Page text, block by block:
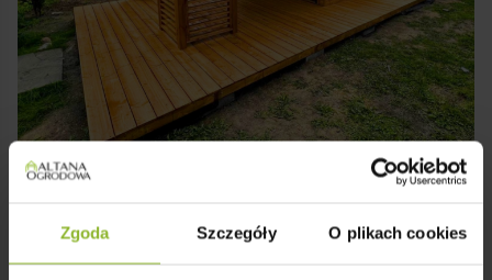
Zgoda Szczegóły O plikach cookies